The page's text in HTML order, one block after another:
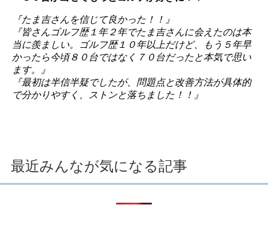
『たま吉さんを信じて良かった！！』
『皆さんゴルフ歴１年２年でたま吉さんに会えたのは本
当に羨ましい。ゴルフ歴１０年以上だけど、もう５年早
かったら今頃８０台ではなく７０台だったと本気で思い
ます。』
『最初は半信半疑でしたが、問題点と改善方法が具体的
で分かりやすく、ストンと落ちました！！』
最近みんなが気になる記事